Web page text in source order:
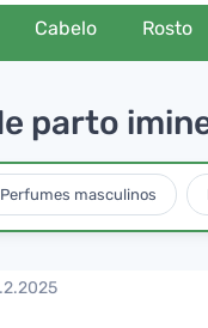
Cabelo Rosto
parto
Perfumes masculinos